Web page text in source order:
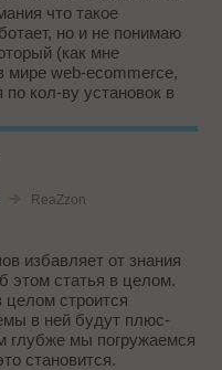
что такое
но и не понимаю
(как мне
мире web-ecommerce,
кол-ву установок в
решение для проблемы
ReaZzon
избавляет от знания
этом статья в целом.
строится
в ней будут плюс-
глубже мы погружаемся
становится.